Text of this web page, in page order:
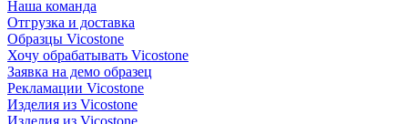
Наша команда
Отгрузка и доставка
Образцы Vicostone
Хочу обрабатывать Vicostone
Заявка на демо образец
Рекламации Vicostone
Изделия из Vicostone
Изделия из Vicostone